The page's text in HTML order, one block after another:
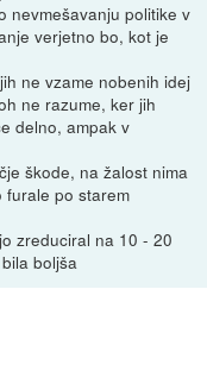
nevmešavanju politike v
verjetno bo, kot je
ne vzame nobenih idej
ne razume, ker jih
delno, ampak v
škode, na žalost nima
furale po starem
zreduciral na 10 - 20
boljša